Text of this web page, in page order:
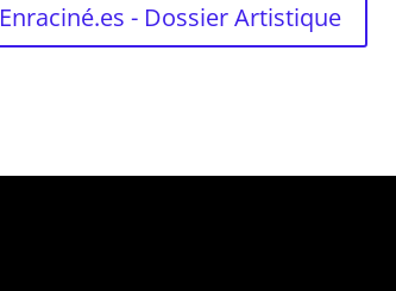
Enraciné.es - Dossier Artistique